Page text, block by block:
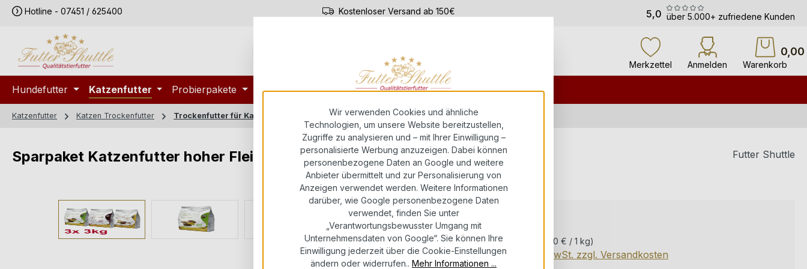
Hauptinhalt springen
Zur Suche springen
Zur Hauptnavigation springen
Hotline - 07451 / 625400 Kostenloser Versand ab 150€ 5,0 über 5.000+ zufriedene Kunden
Merkzettel Anmelden Warenkorb
Hundefutter Katzenfutter Probierpakete Spar-ABO Züchterservice
Katzenfutter Katzen Trockenfutter Trockenfutter für Katzen
Sparpaket Katzenfutter hoher Fleischanteil – 3 × 3 kg Premium Mix Futter Shuttle
Bildergalerie überspringen
Inhalt: (8,00 € / 1 kg)
Preise inkl. MwSt. zzgl. Versandkosten
Wir verwenden Cookies und ähnliche
Technologien, um unsere Website bereitzustellen,
Zugriffe zu analysieren und – mit Ihrer Einwilligung –
personalisierte Werbung anzuzeigen. Dabei können
personenbezogene Daten an Google und weitere
Anbieter übermittelt und zur Personalisierung von
Anzeigen verwendet werden. Weitere Informationen
darüber, wie Google personenbezogene Daten
verwendet, finden Sie unter
„Verantwortungsbewusster Umgang mit
Unternehmensdaten von Google“. Sie können Ihre
Einwilligung jederzeit über die Cookie-Einstellungen
ändern oder widerrufen.. Mehr Informationen ...